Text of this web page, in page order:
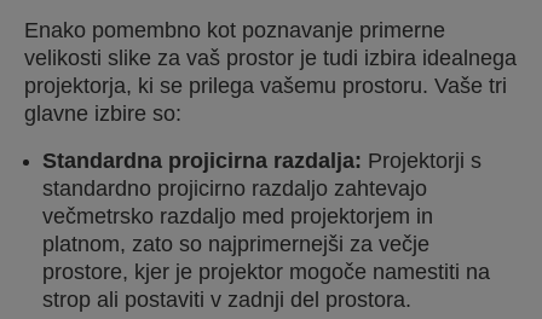
Enako pomembno kot poznavanje primerne
velikosti slike za vaš prostor je tudi izbira idealnega
projektorja, ki se prilega vašemu prostoru. Vaše tri
glavne izbire so:
Standardna projicirna razdalja: Projektorji s
standardno projicirno razdaljo zahtevajo
večmetrsko razdaljo med projektorjem in
platnom, zato so najprimernejši za večje
prostore, kjer je projektor mogoče namestiti na
strop ali postaviti v zadnji del prostora.